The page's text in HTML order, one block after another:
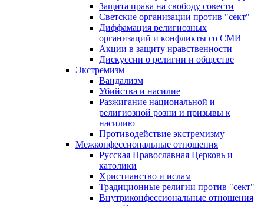
Защита права на свободу совести
Светские организации против "сект"
Диффамация религиозных
организаций и конфликты со СМИ
Акции в защиту нравственности
Дискуссии о религии и обществе
Экстремизм
Вандализм
Убийства и насилие
Разжигание национальной и
религиозной розни и призывы к
насилию
Противодействие экстремизму
Межконфессиональные отношения
Русская Православная Церковь и
католики
Христианство и ислам
Традиционные религии против "сект"
Внутриконфессиональные отношения